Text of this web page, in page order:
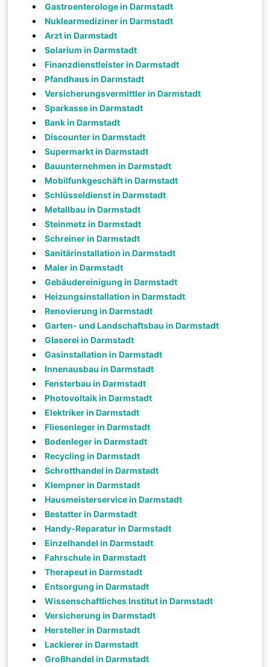
Gastroenterologe in Darmstadt
Nuklearmediziner in Darmstadt
Arzt in Darmstadt
Solarium in Darmstadt
Finanzdienstleister in Darmstadt
Pfandhaus in Darmstadt
Versicherungsvermittler in Darmstadt
Sparkasse in Darmstadt
Bank in Darmstadt
Discounter in Darmstadt
Supermarkt in Darmstadt
Bauunternehmen in Darmstadt
Mobilfunkgeschäft in Darmstadt
Schlüsseldienst in Darmstadt
Metallbau in Darmstadt
Steinmetz in Darmstadt
Schreiner in Darmstadt
Sanitärinstallation in Darmstadt
Maler in Darmstadt
Gebäudereinigung in Darmstadt
Heizungsinstallation in Darmstadt
Renovierung in Darmstadt
Garten- und Landschaftsbau in Darmstadt
Glaserei in Darmstadt
Gasinstallation in Darmstadt
Innenausbau in Darmstadt
Fensterbau in Darmstadt
Photovoltaik in Darmstadt
Elektriker in Darmstadt
Fliesenleger in Darmstadt
Bodenleger in Darmstadt
Recycling in Darmstadt
Schrotthandel in Darmstadt
Klempner in Darmstadt
Hausmeisterservice in Darmstadt
Bestatter in Darmstadt
Handy-Reparatur in Darmstadt
Einzelhandel in Darmstadt
Fahrschule in Darmstadt
Therapeut in Darmstadt
Entsorgung in Darmstadt
Wissenschaftliches Institut in Darmstadt
Versicherung in Darmstadt
Hersteller in Darmstadt
Lackierer in Darmstadt
Großhandel in Darmstadt